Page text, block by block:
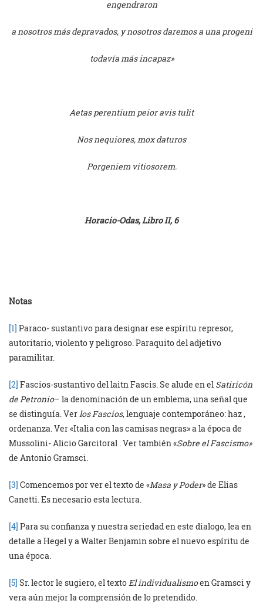
engendraron
a nosotros más depravados, y nosotros daremos a una progeni
todavía más incapaz»
Aetas perentium peior avis tulit
Nos nequiores, mox daturos
Porgeniem vitiosorem.
Horacio-Odas, Libro II, 6
Notas
[1] Paraco- sustantivo para designar ese espíritu represor,
autoritario, violento y peligroso. Paraquito del adjetivo
paramilitar.
[2] Fascios-sustantivo del laitn Fascis. Se alude en el Satiricón
de Petronio– la denominación de un emblema, una señal que
se distinguía. Verlos Fascios, lenguaje contemporáneo: haz ,
ordenanza. Ver «Italia con las camisas negras» a la época de
Mussolini- Alicio Garcitoral . Ver también «Sobre el Fascismo»
de Antonio Gramsci.
[3] Comencemos por ver el texto de «Masa y Poder» de Elias
Canetti. Es necesario esta lectura.
[4] Para su confianza y nuestra seriedad en este dialogo, lea en
detalle a Hegel y a Walter Benjamin sobre el nuevo espíritu de
una época.
[5] Sr. lector le sugiero, el textoEl individualismoen Gramsci y
vera aún mejor la comprensión de lo pretendido.